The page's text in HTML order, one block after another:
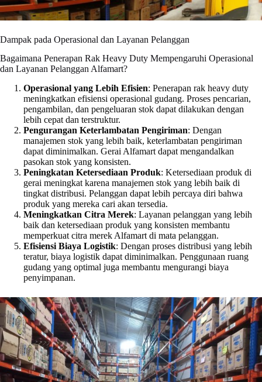
Dampak pada Operasional dan Layanan Pelanggan
Bagaimana Penerapan Rak Heavy Duty Mempengaruhi Operasional
dan Layanan Pelanggan Alfamart?
Operasional yang Lebih Efisien: Penerapan rak heavy duty
meningkatkan efisiensi operasional gudang. Proses pencarian,
pengambilan, dan pengeluaran stok dapat dilakukan dengan
lebih cepat dan terstruktur.
Pengurangan Keterlambatan Pengiriman: Dengan
manajemen stok yang lebih baik, keterlambatan pengiriman
dapat diminimalkan. Gerai Alfamart dapat mengandalkan
pasokan stok yang konsisten.
Peningkatan Ketersediaan Produk: Ketersediaan produk di
gerai meningkat karena manajemen stok yang lebih baik di
tingkat distribusi. Pelanggan dapat lebih percaya diri bahwa
produk yang mereka cari akan tersedia.
Meningkatkan Citra Merek: Layanan pelanggan yang lebih
baik dan ketersediaan produk yang konsisten membantu
memperkuat citra merek Alfamart di mata pelanggan.
Efisiensi Biaya Logistik: Dengan proses distribusi yang lebih
teratur, biaya logistik dapat diminimalkan. Penggunaan ruang
gudang yang optimal juga membantu mengurangi biaya
penyimpanan.